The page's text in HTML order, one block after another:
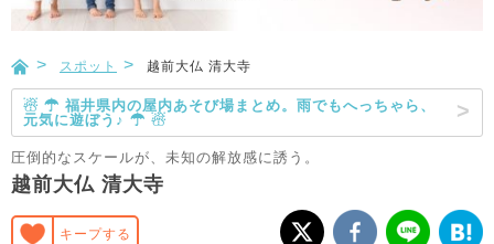
スポット 越前大仏 清大寺
☃ ☂ 福井県内の屋内あそび場まとめ。雨でもへっちゃら、
元気に遊ぼう♪ ☂ ☃
圧倒的なスケールが、未知の解放感に誘う。
越前大仏 清大寺
キープする